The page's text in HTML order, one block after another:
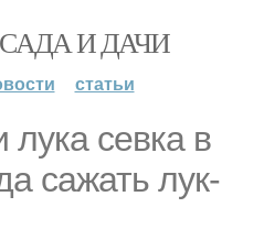
И ДАЧИ
статьи
лука севка в
сажать лук-